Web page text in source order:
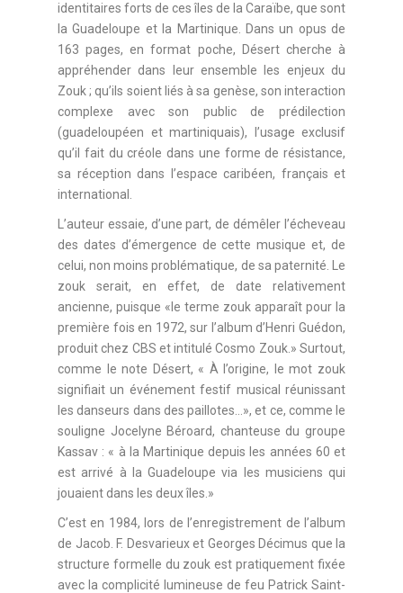
identitaires forts de ces îles de la Caraïbe, que sont
la Guadeloupe et la Martinique. Dans un opus de
163 pages, en format poche, Désert cherche à
appréhender dans leur ensemble les enjeux du
Zouk ; qu’ils soient liés à sa genèse, son interaction
complexe avec son public de prédilection
(guadeloupéen et martiniquais), l’usage exclusif
qu’il fait du créole dans une forme de résistance,
sa réception dans l’espace caribéen, français et
international.
L’auteur essaie, d’une part, de démêler l’écheveau
des dates d’émergence de cette musique et, de
celui, non moins problématique, de sa paternité. Le
zouk serait, en effet, de date relativement
ancienne, puisque «le terme zouk apparaît pour la
première fois en 1972, sur l’album d’Henri Guédon,
produit chez CBS et intitulé Cosmo Zouk.» Surtout,
comme le note Désert, « À l’origine, le mot zouk
signifiait un événement festif musical réunissant
les danseurs dans des paillotes…», et ce, comme le
souligne Jocelyne Béroard, chanteuse du groupe
Kassav : « à la Martinique depuis les années 60 et
est arrivé à la Guadeloupe via les musiciens qui
jouaient dans les deux îles.»
C’est en 1984, lors de l’enregistrement de l’album
de Jacob. F. Desvarieux et Georges Décimus que la
structure formelle du zouk est pratiquement fixée
avec la complicité lumineuse de feu Patrick Saint-